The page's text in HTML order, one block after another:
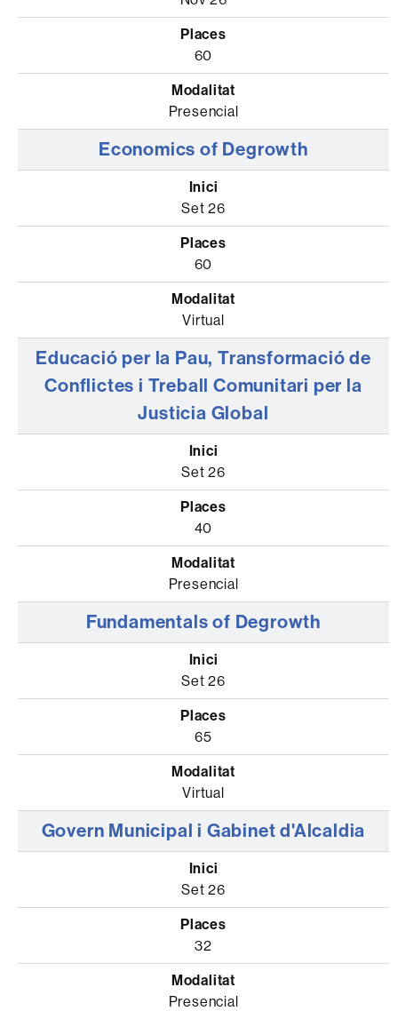
60
Presencial
Economics of Degrowth
Set 26
60
Virtual
Educació per la Pau, Transformació de
Conflictes i Treball Comunitari per la
Justicia Global
Set 26
40
Presencial
Fundamentals of Degrowth
Set 26
65
Virtual
Govern Municipal i Gabinet d'Alcaldia
Set 26
32
Presencial